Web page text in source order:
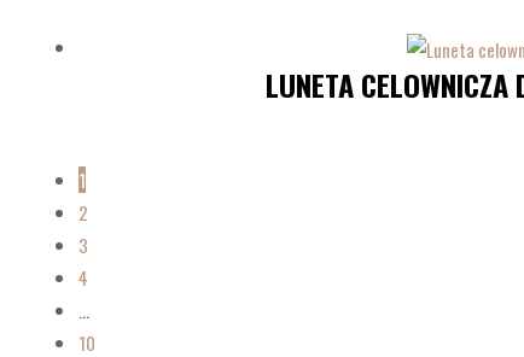
LUNETA
1
2
3
4
…
10